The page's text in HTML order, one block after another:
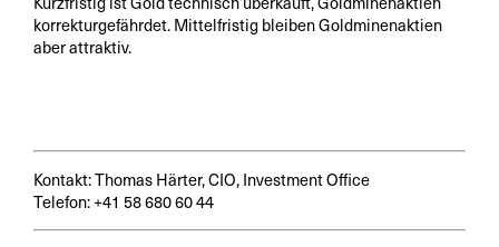
korrekturgefährdet. Mittelfristig bleiben Goldminenaktien
aber attraktiv.
Kontakt: Thomas Härter, CIO, Investment Office
Telefon: +41 58 680 60 44